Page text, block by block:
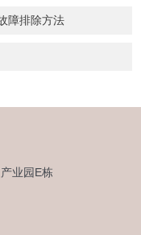
障排除方法
业园E栋